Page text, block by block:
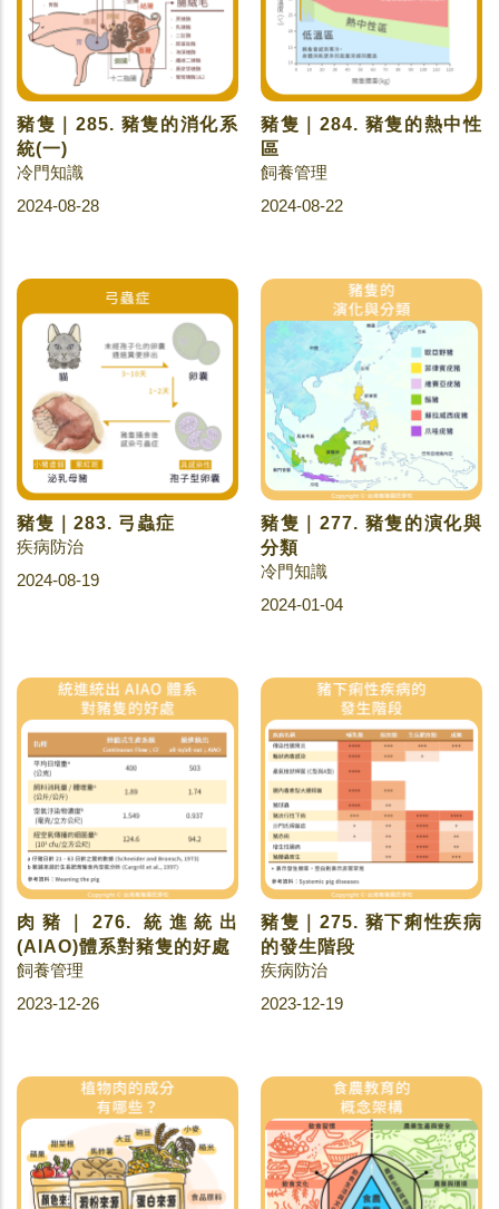
豬隻｜285. 豬隻的消化系
統(一)
冷門知識
2024-08-28
豬隻｜284. 豬隻的熱中性
區
飼養管理
2024-08-22
豬隻｜283. 弓蟲症
疾病防治
2024-08-19
豬隻｜277. 豬隻的演化與
分類
冷門知識
2024-01-04
肉豬｜276. 統進統出
(AIAO)體系對豬隻的好處
飼養管理
2023-12-26
豬隻｜275. 豬下痢性疾病
的發生階段
疾病防治
2023-12-19